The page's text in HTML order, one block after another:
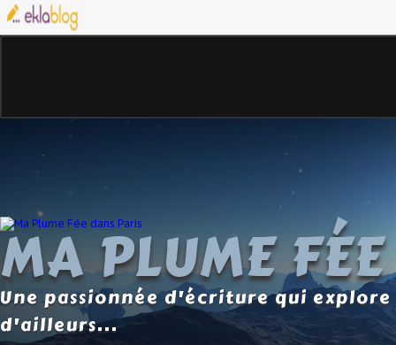
MA PLUME
Une passionnée d'écriture qui
d'ailleurs...